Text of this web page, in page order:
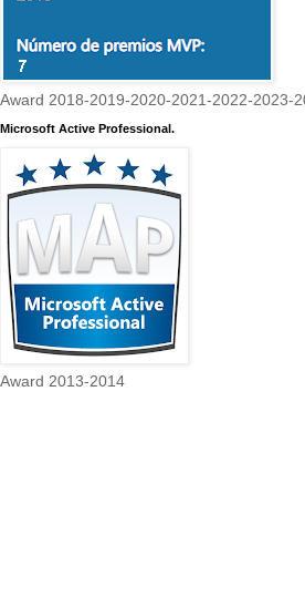
Award 2018-2019-2020-2021-2022-2023-
Microsoft Active Professional.
Award 2013-2014